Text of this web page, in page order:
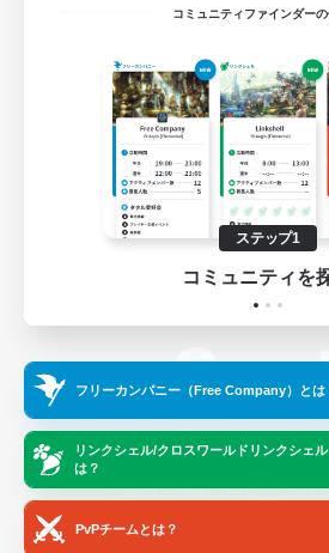
ゲームダウンロー
Official
X/News
レーティング制度について プライ
著作権について
コミュニティファインダー
ステップ1
コミュニティを
フリーカンパニー（Free Company）とは
リンクシェル/クロスワールドリンクシェ
は？
PvPチームとは？